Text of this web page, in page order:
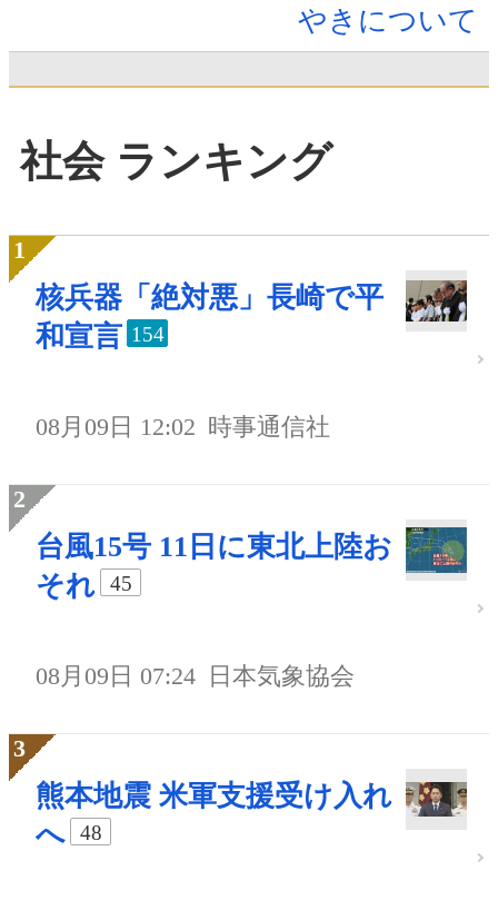
やきについて
社会 ランキング
核兵器「絶対悪」長崎で平
和宣言 154
08月09日 12:02 時事通信社
台風15号 11日に東北上陸お
それ
45
08月09日 07:24 日本気象協会
熊本地震 米軍支援受け入れ
へ
48